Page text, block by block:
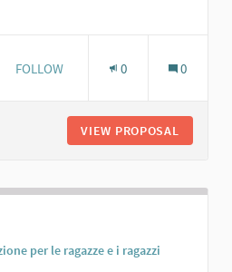
8 FOLLOWERS
FOLLOW 0 0
VIEW PROPOSAL
per le ragazze e i ragazzi